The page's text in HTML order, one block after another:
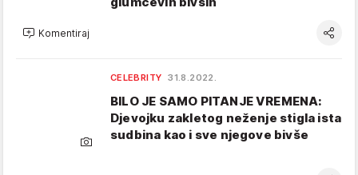
Komentiraj
CELEBRITY 31.8.2022.
BILO JE SAMO PITANJE VREMENA:
Djevojku zakletog neženje stigla ista
sudbina kao i sve njegove bivše